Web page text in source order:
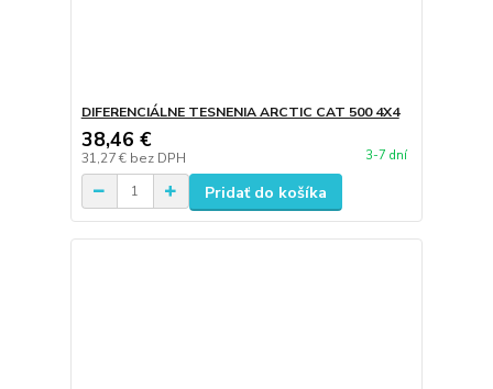
DIFERENCIÁLNE TESNENIA ARCTIC CAT 500 4X4
38,46 €
31,27 € bez DPH 3-7 dní
Pridať do košíka